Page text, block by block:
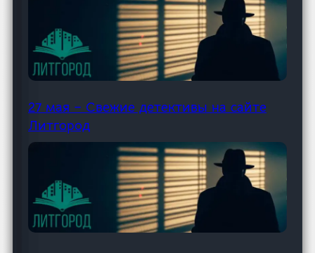
27 мая – Свежие детективы на сайте
Литгород